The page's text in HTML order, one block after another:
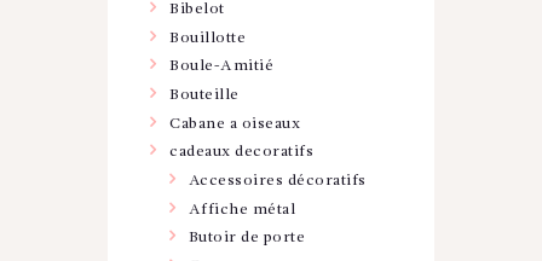
Bibelot
Bouillotte
Boule-Amitié
Bouteille
Cabane a oiseaux
cadeaux decoratifs
Accessoires décoratifs
Affiche métal
Butoir de porte